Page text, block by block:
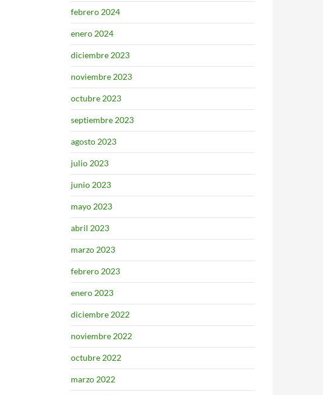
febrero 2024
enero 2024
diciembre 2023
noviembre 2023
octubre 2023
septiembre 2023
agosto 2023
julio 2023
junio 2023
mayo 2023
abril 2023
marzo 2023
febrero 2023
enero 2023
diciembre 2022
noviembre 2022
octubre 2022
marzo 2022